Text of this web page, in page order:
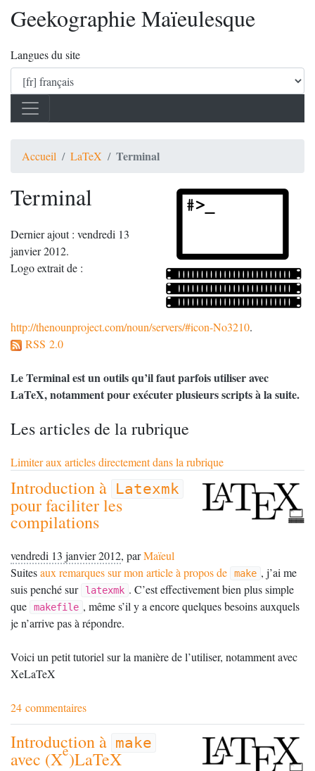
Geekographie Maïeulesque
Langues du site
Accueil LaTeX Terminal
Terminal
Dernier ajout : vendredi 13
janvier 2012.
Logo extrait de :
http://thenounproject.com/noun/servers/#icon-No3210.
RSS 2.0
Le Terminal est un outils qu’il faut parfois utiliser avec
LaTeX, notamment pour exécuter plusieurs scripts à la suite.
Les articles de la rubrique
Limiter aux articles directement dans la rubrique
Introduction à Latexmk
pour faciliter les
compilations
vendredi 13 janvier 2012, parMaïeul
Suitesaux remarques sur mon article à propos de make , j’ai me
suis penché sur
latexmk . C’est effectivement bien plus simple
que
makefile , même s’il y a encore quelques besoins auxquels
je n’arrive pas à répondre.
Voici un petit tutoriel sur la manière de l’utiliser, notamment avec
XeLaTeX
24 commentaires
Introduction à make
avec (Xe)LaTeX